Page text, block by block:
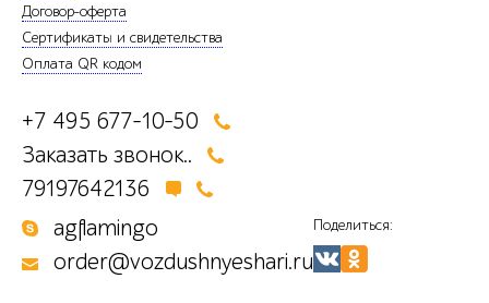
Договор-оферта
Сертификаты и свидетельства
Оплата QR кодом
+7 495 677-10-50
Заказать звонок..
79197642136
agflamingo
order@vozdushnyeshari.ru
Поделиться: